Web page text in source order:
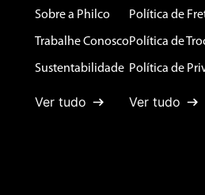
Sobre a Philco
Trabalhe Conosco
Sustentabilidade
Ver tudo
Política de
Política de
Política de
Ver tudo